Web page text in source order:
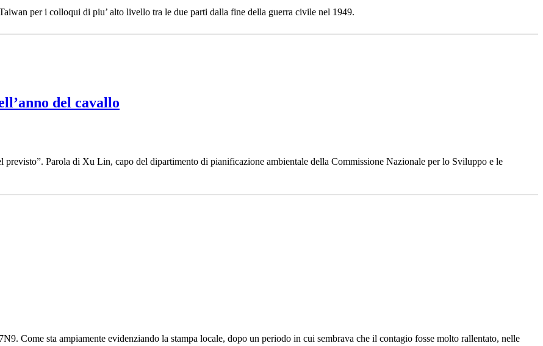
per i colloqui di piu’ alto livello tra le due parti dalla fine della guerra civile nel 1949.
del cavallo
previsto”. Parola di Xu Lin, capo del dipartimento di pianificazione ambientale della Commissione Nazionale per lo Sviluppo e le
Come sta ampiamente evidenziando la stampa locale, dopo un periodo in cui sembrava che il contagio fosse molto rallentato, nelle